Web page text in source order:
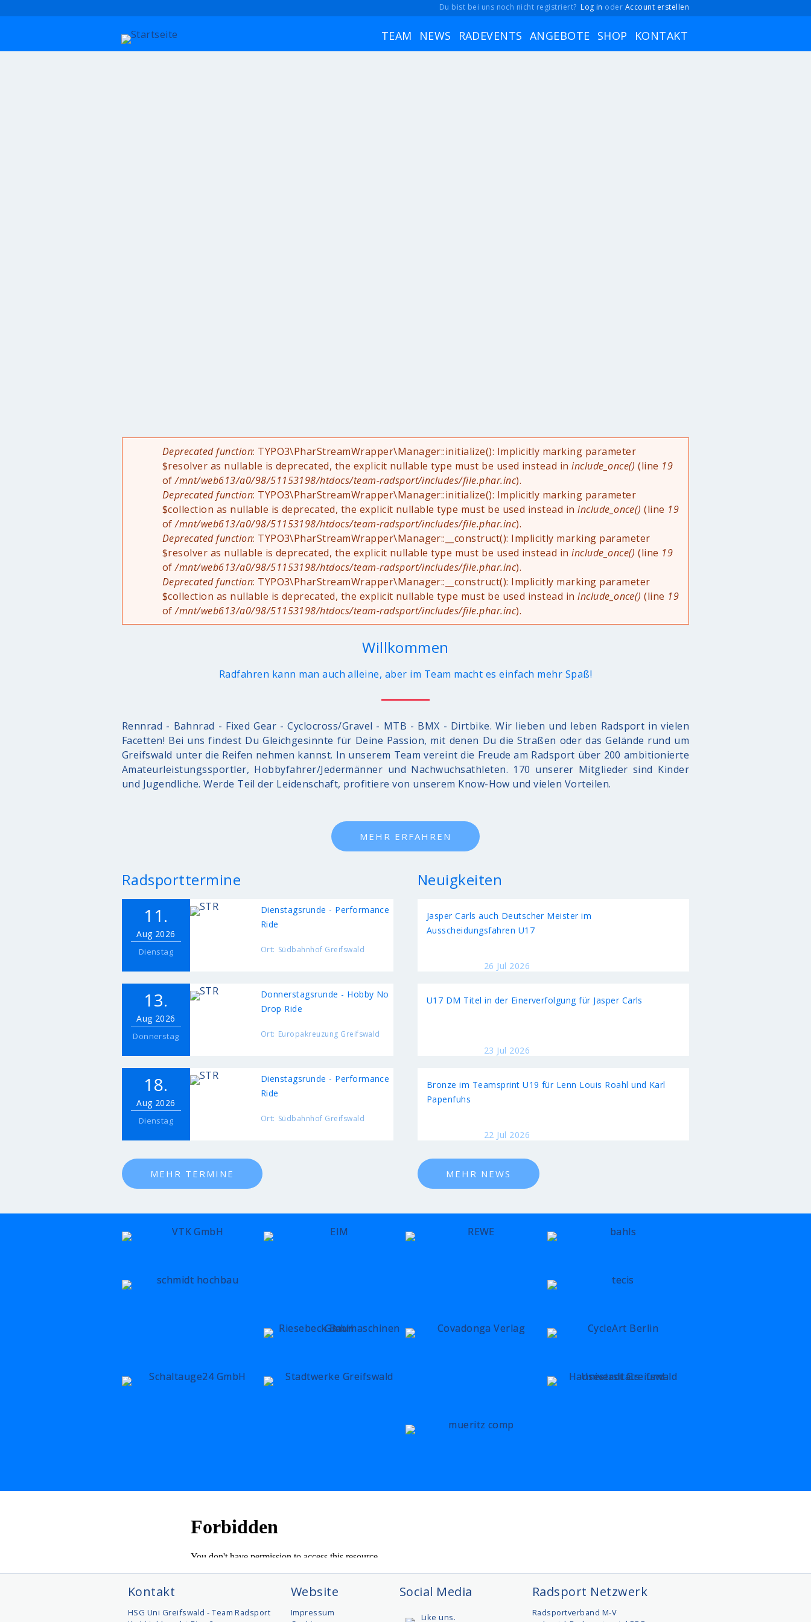
Du bist bei uns noch nicht registriert? Log in oder Account erstellen
TEAM NEWS RADEVENTS ANGEBOTE SHOP KONTAKT
Fehlermeldung
Deprecated function: TYPO3\PharStreamWrapper\Manager::initialize(): Implicitly marking parameter
$resolver as nullable is deprecated, the explicit nullable type must be used instead ininclude_once() (line 19
of/mnt/web613/a0/98/51153198/htdocs/team-radsport/includes/file.phar.inc).
Deprecated function: TYPO3\PharStreamWrapper\Manager::initialize(): Implicitly marking parameter
$collection as nullable is deprecated, the explicit nullable type must be used instead ininclude_once() (line 19
of/mnt/web613/a0/98/51153198/htdocs/team-radsport/includes/file.phar.inc).
Deprecated function: TYPO3\PharStreamWrapper\Manager::__construct(): Implicitly marking parameter
$resolver as nullable is deprecated, the explicit nullable type must be used instead ininclude_once() (line 19
of/mnt/web613/a0/98/51153198/htdocs/team-radsport/includes/file.phar.inc).
Deprecated function: TYPO3\PharStreamWrapper\Manager::__construct(): Implicitly marking parameter
$collection as nullable is deprecated, the explicit nullable type must be used instead ininclude_once() (line 19
of/mnt/web613/a0/98/51153198/htdocs/team-radsport/includes/file.phar.inc).
Willkommen
Radfahren kann man auch alleine, aber im Team macht es einfach mehr Spaß!
Rennrad - Bahnrad - Fixed Gear - Cyclocross/Gravel - MTB - BMX - Dirtbike. Wir lieben und leben Radsport in vielen
Facetten! Bei uns findest Du Gleichgesinnte für Deine Passion, mit denen Du die Straßen oder das Gelände rund um
Greifswald unter die Reifen nehmen kannst. In unserem Team vereint die Freude am Radsport über 200 ambitionierte
Amateurleistungssportler, Hobbyfahrer/Jedermänner und Nachwuchsathleten. 170 unserer Mitglieder sind Kinder
und Jugendliche. Werde Teil der Leidenschaft, profitiere von unserem Know-How und vielen Vorteilen.
MEHR ERFAHREN
Radsporttermine
11.
Aug 2026
Dienstag
Dienstagsrunde - Performance
Ride
Ort: Südbahnhof Greifswald
13.
Aug 2026
Donnerstag
Donnerstagsrunde - Hobby No
Drop Ride
Ort: Europakreuzung Greifswald
18.
Aug 2026
Dienstag
Dienstagsrunde - Performance
Ride
Ort: Südbahnhof Greifswald
MEHR TERMINE
Neuigkeiten
Jasper Carls auch Deutscher Meister im
Ausscheidungsfahren U17
26 Jul 2026
U17 DM Titel in der Einerverfolgung für Jasper Carls
23 Jul 2026
Bronze im Teamsprint U19 für Lenn Louis Roahl und Karl
Papenfuhs
22 Jul 2026
MEHR NEWS
Kontakt
HSG Uni Greifswald - Team Radsport
Website
Impressum
Social Media
Like uns.
Radsport Netzwerk
Radsportverband M-V